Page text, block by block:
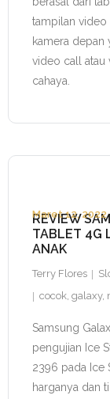
tampilan video
kamera depan
video call atau
cahaya.
REVIEW
TABLET 4G
ANAK
Maret 12, 2022
Terry Flores
cocok galaxy,
Samsung
pengujian Ice
2396 pada Ice
harganya dan